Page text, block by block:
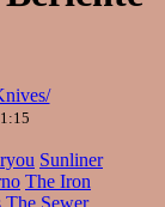
Sunliner
The Iron
The Sewer